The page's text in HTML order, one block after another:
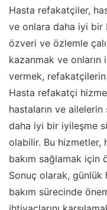
Hasta refakatçiler,
ve onlara daha iyi bir
özveri ve özlemle
kazanmak ve
vermek,
Hasta refakatçi
hastaların ve
daha iyi bir iyileşme
olabilir. Bu hizmetler,
bakım sağlamak için
Sonuç olarak,
bakım sürecinde